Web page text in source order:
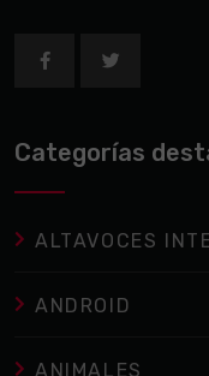
Categorías
ALTAVOCES
ANDROID
ANIMALES